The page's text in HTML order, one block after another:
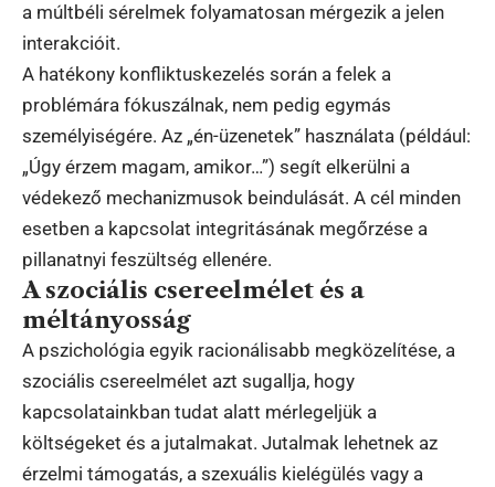
a múltbéli sérelmek folyamatosan mérgezik a jelen
interakcióit.
A hatékony konfliktuskezelés során a felek a
problémára fókuszálnak, nem pedig egymás
személyiségére. Az „én-üzenetek” használata (például:
„Úgy érzem magam, amikor…”) segít elkerülni a
védekező mechanizmusok beindulását. A cél minden
esetben a kapcsolat integritásának megőrzése a
pillanatnyi feszültség ellenére.
A szociális csereelmélet és a
méltányosság
A pszichológia egyik racionálisabb megközelítése, a
szociális csereelmélet azt sugallja, hogy
kapcsolatainkban tudat alatt mérlegeljük a
költségeket és a jutalmakat. Jutalmak lehetnek az
érzelmi támogatás, a szexuális kielégülés vagy a